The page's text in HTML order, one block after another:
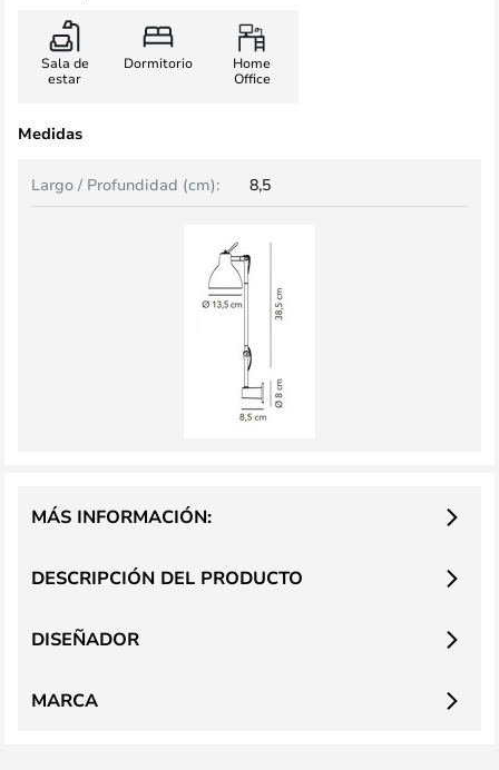
Sala de
estar
Dormitorio
Home
Office
Medidas
Largo / Profundidad (cm): 8,5
DESCRIPCIÓN DEL PRODUCTO
MÁS INFORMACIÓN:
DISEÑADOR
MARCA